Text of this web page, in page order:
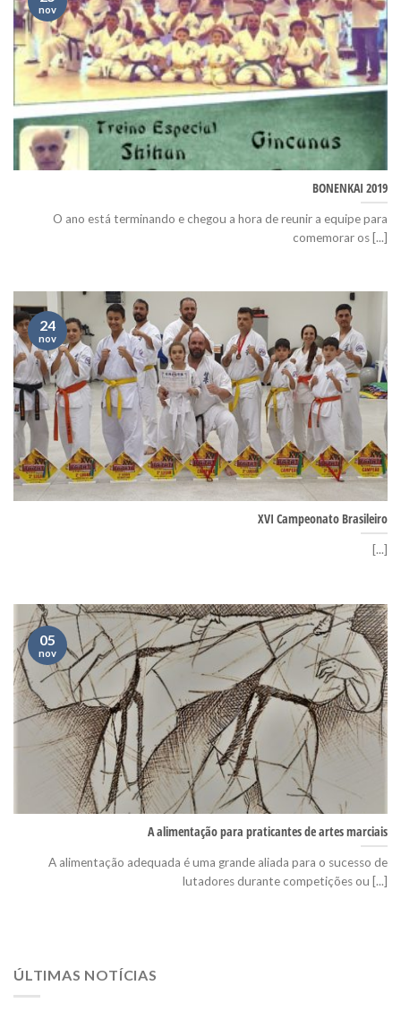
BONENKAI 2019
O ano está terminando e chegou a hora de reunir a equipe para
comemorar os [...]
nov
XVI Campeonato Brasileiro
[...]
24
nov
A alimentação para praticantes de artes marciais
A alimentação adequada é uma grande aliada para o sucesso de
lutadores durante competições ou [...]
05
nov
ÚLTIMAS NOTÍCIAS